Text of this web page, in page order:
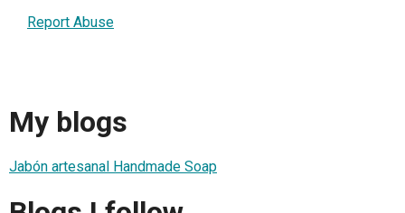
Report Abuse
My blogs
Jabón artesanal Handmade Soap